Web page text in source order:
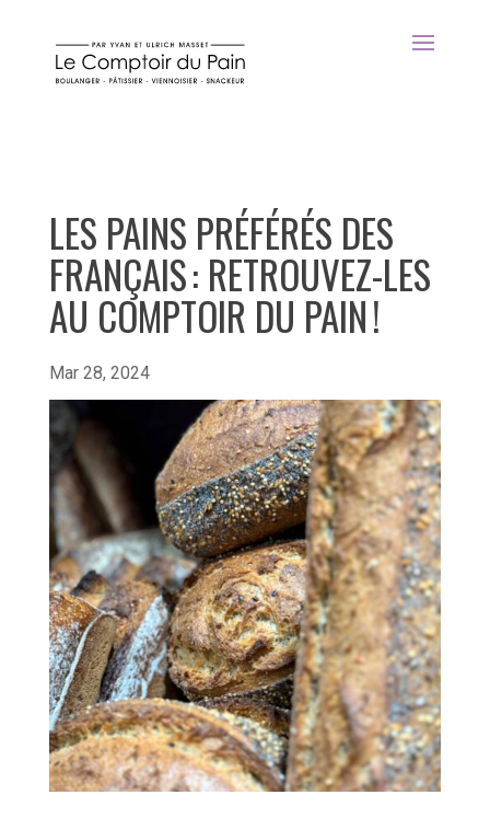
LES PAINS PRÉFÉRÉS DES
FRANÇAIS : RETROUVEZ-LES
AU COMPTOIR DU PAIN !
Mar 28, 2024